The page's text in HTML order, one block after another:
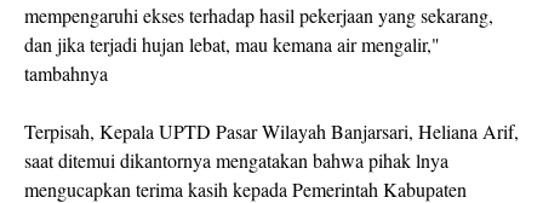
mempengaruhi ekses terhadap hasil pekerjaan yang sekarang,
dan jika terjadi hujan lebat, mau kemana air mengalir,"
tambahnya
Terpisah, Kepala UPTD Pasar Wilayah Banjarsari, Heliana Arif,
saat ditemui dikantornya mengatakan bahwa pihak lnya
mengucapkan terima kasih kepada Pemerintah Kabupaten